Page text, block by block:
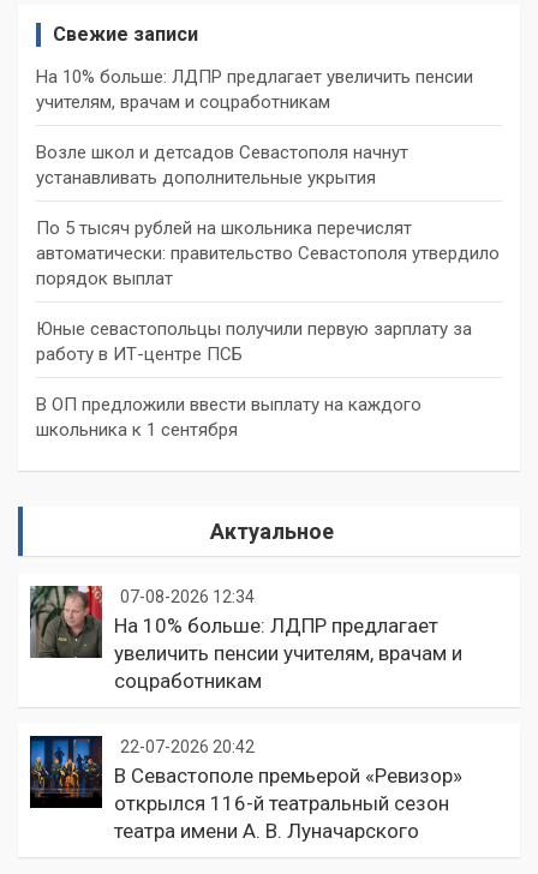
Свежие записи
На 10% больше: ЛДПР предлагает увеличить пенсии
учителям, врачам и соцработникам
Возле школ и детсадов Севастополя начнут
устанавливать дополнительные укрытия
По 5 тысяч рублей на школьника перечислят
автоматически: правительство Севастополя утвердило
порядок выплат
Юные севастопольцы получили первую зарплату за
работу в ИТ-центре ПСБ
В ОП предложили ввести выплату на каждого
школьника к 1 сентября
Актуальное
07-08-2026 12:34
На 10% больше: ЛДПР предлагает
увеличить пенсии учителям, врачам и
соцработникам
22-07-2026 20:42
В Севастополе премьерой «Ревизор»
открылся 116-й театральный сезон
театра имени А. В. Луначарского